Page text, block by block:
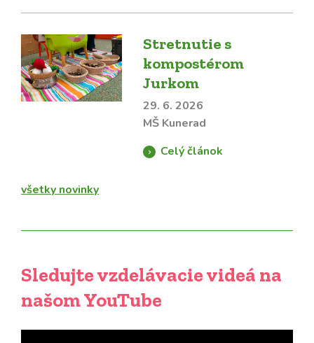
Stretnutie s
kompostérom
Jurkom
29. 6. 2026
MŠ Kunerad
Celý článok
všetky novinky
Sledujte vzdelávacie videá na
našom YouTube